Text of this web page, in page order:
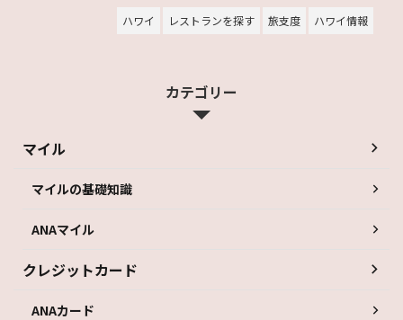
ハワイ レストランを探す 旅支度 ハワイ情報
カテゴリー
マイル
マイルの基礎知識
ANAマイル
クレジットカード
ANAカード